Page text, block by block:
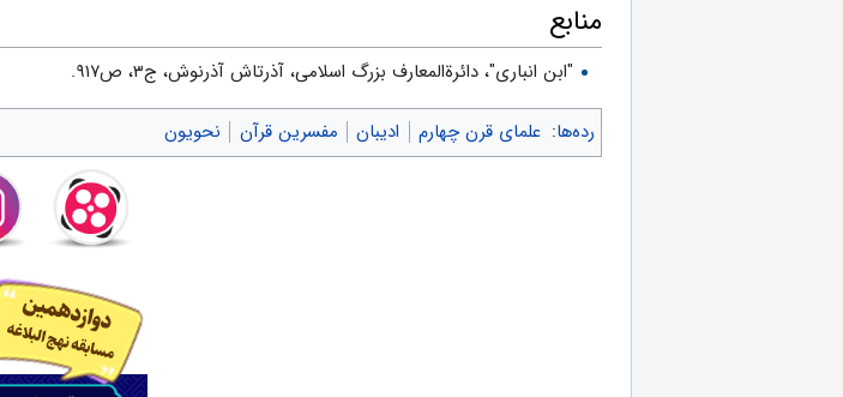
منابع
"ابن انباری"، دائرةالمعارف بزرگ اسلامی، آذرتاش‌ آذرنوش‌، ج۳، ص۹۱۷.
رده‌ها: علمای قرن چهارم ادیبان مفسرین قرآن نحویون